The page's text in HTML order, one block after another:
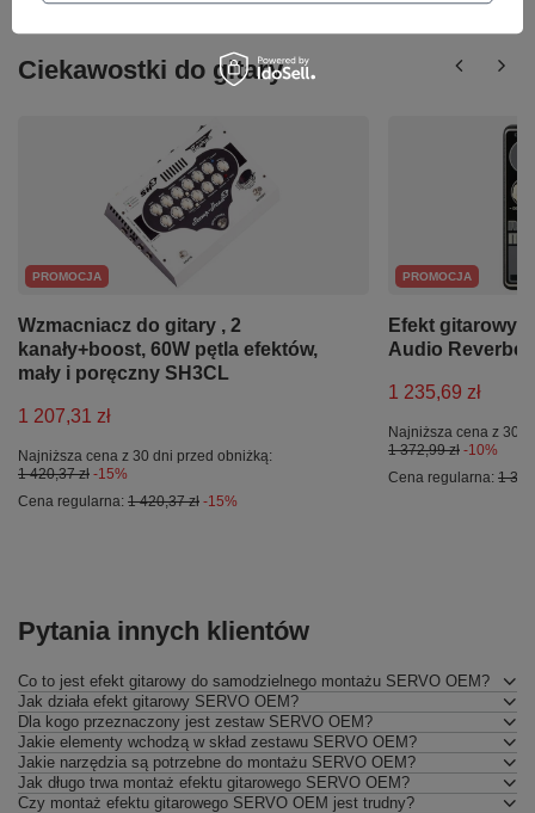
Ciekawostki do gitary
PROMOCJA
Wzmacniacz do gitary , 2
kanały+boost, 60W pętla efektów,
mały i poręczny SH3CL
1 207,31 zł
Najniższa cena z 30 dni przed obniżką:
1 420,37 zł -15%
Cena regularna: 1 420,37 zł -15%
PROMOCJA
Efekt gitarowy
Audio
1 235,69 zł
Najniższa cena z 30
1 372,99 zł -10%
Cena regularna: 1
Pytania innych klientów
Co to jest efekt gitarowy do samodzielnego montażu SERVO OEM?
Jak działa efekt gitarowy SERVO OEM?
Dla kogo przeznaczony jest zestaw SERVO OEM?
Jakie elementy wchodzą w skład zestawu SERVO OEM?
Jakie narzędzia są potrzebne do montażu SERVO OEM?
Jak długo trwa montaż efektu gitarowego SERVO OEM?
Czy montaż efektu gitarowego SERVO OEM jest trudny?